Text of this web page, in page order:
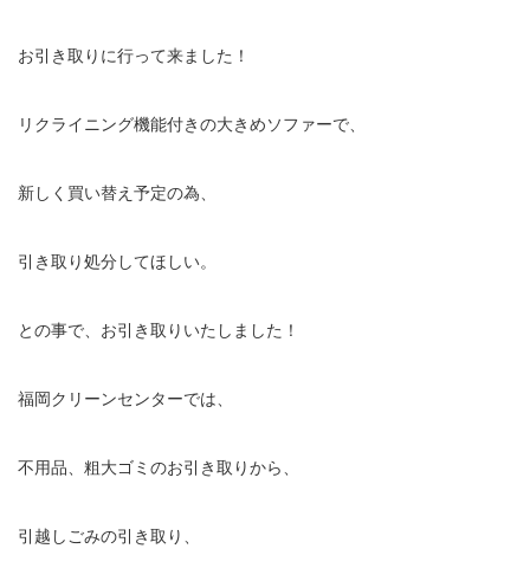
お引き取りに行って来ました！
リクライニング機能付きの大きめソファーで、
新しく買い替え予定の為、
引き取り処分してほしい。
との事で、お引き取りいたしました！
福岡クリーンセンターでは、
不用品、粗大ゴミのお引き取りから、
引越しごみの引き取り、